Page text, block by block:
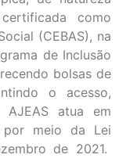
como
(CEBAS), na
de Inclusão
bolsas de
o acesso,
AJEAS atua em
por meio da Lei
de 2021.